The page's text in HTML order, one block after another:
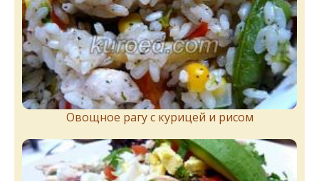
Овощное рагу с курицей и рисом